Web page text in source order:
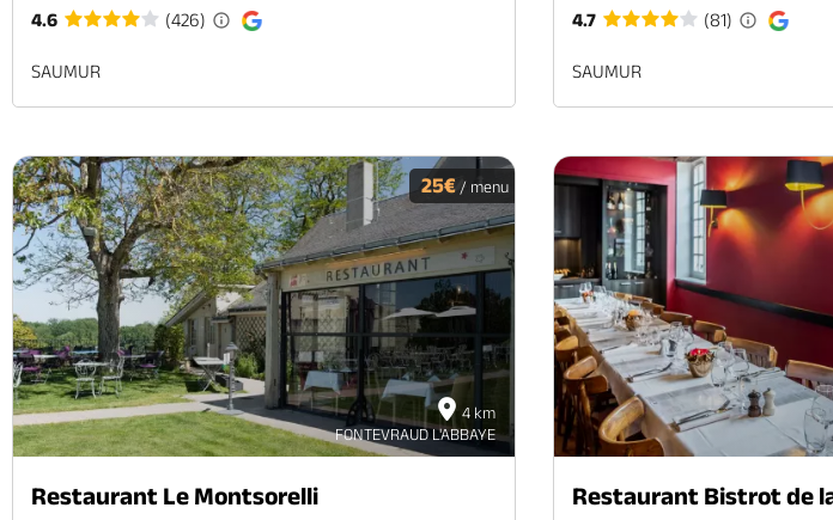
4.6
(426)
SAUMUR
4.7
(81)
SAUMUR
4 km
FONTEVRAUD L'ABBAYE
25€/ menu
Restaurant Le Montsorelli Restaurant Bistrot de